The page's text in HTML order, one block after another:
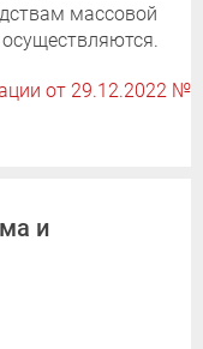
массовой
от 29.12.2022 №
и